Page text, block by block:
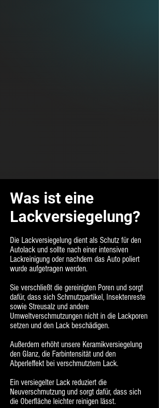
Was ist eine
Lackversiegelung?
Die Lackversiegelung dient als Schutz für den
Autolack und sollte nach einer intensiven
Lackreinigung oder nachdem das Auto poliert
wurde aufgetragen werden.
Sie verschließt die gereinigten Poren und sorgt
dafür, dass sich Schmutzpartikel, Insektenreste
sowie Streusalz und andere
Umweltverschmutzungen nicht in die Lackporen
setzen und den Lack beschädigen.
Außerdem erhöht unsere Keramikversiegelung
den Glanz, die Farbintensität und den
Abperleffekt bei verschmutztem Lack.
Ein versiegelter Lack reduziert die
Neuverschmutzung und sorgt dafür, dass sich
die Oberfläche leichter reinigen lässt.